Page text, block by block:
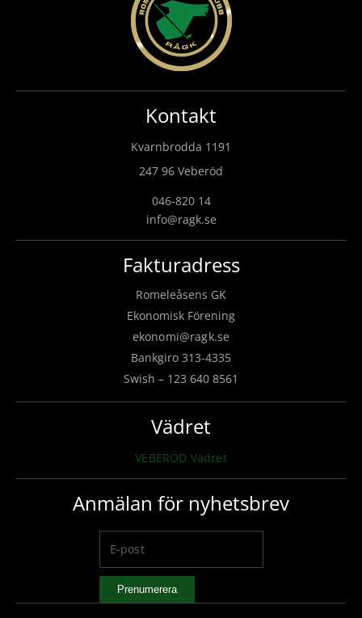
Kontakt
Kvarnbrodda 1191
247 96 Veberöd
046-820 14
info@ragk.se
Fakturadress
Romeleåsens GK
Ekonomisk Förening
ekonomi@ragk.se
Bankgiro 313-4335
Swish – 123 640 8561
Vädret
VEBERÖD Vädret
Anmälan för nyhetsbrev
Prenumerera